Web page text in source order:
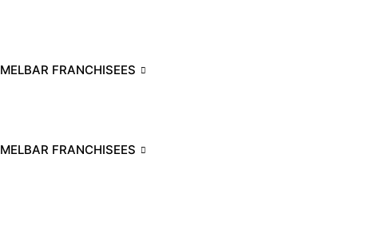
MELBAR FRANCHISEES
MELBAR FRANCHISEES